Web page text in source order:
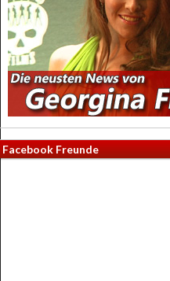
Facebook Freunde